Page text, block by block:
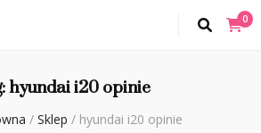
0
hyundai i20 opinie
/ Sklep / hyundai i20 opinie